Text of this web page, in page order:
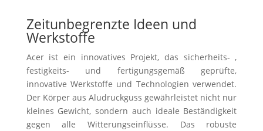
Zeitunbegrenzte Ideen und
Werkstoffe
Acer ist ein innovatives Projekt, das sicherheits- ,
festigkeits- und fertigungsgemäß geprüfte,
innovative Werkstoffe und Technologien verwendet.
Der Körper aus Aludruckguss gewährleistet nicht nur
kleines Gewicht, sondern auch ideale Beständigkeit
gegen alle Witterungseinflüsse. Das robuste